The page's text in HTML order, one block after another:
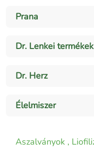
Prana
Dr. Lenkei termékek
Dr. Herz
Élelmiszer
Aszalványok ,